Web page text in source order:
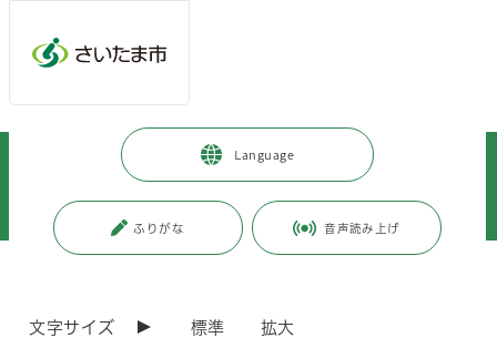
Language
ふりがな 音声読み上げ
文字サイズ 標準 拡大
市政情報 広報・報道 > 記者への情報提供
>
（令和7年9月2日発表）「令和7年度さいたま市高